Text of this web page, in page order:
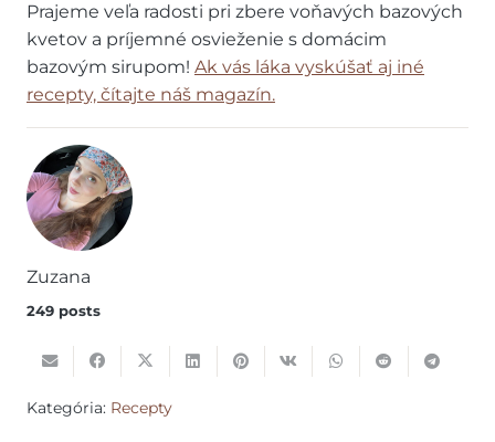
Prajeme veľa radosti pri zbere voňavých bazových
kvetov a príjemné osvieženie s domácim
bazovým sirupom! Ak vás láka vyskúšať aj iné
recepty, čítajte náš magazín.
Zuzana
249 posts
Kategória: Recepty